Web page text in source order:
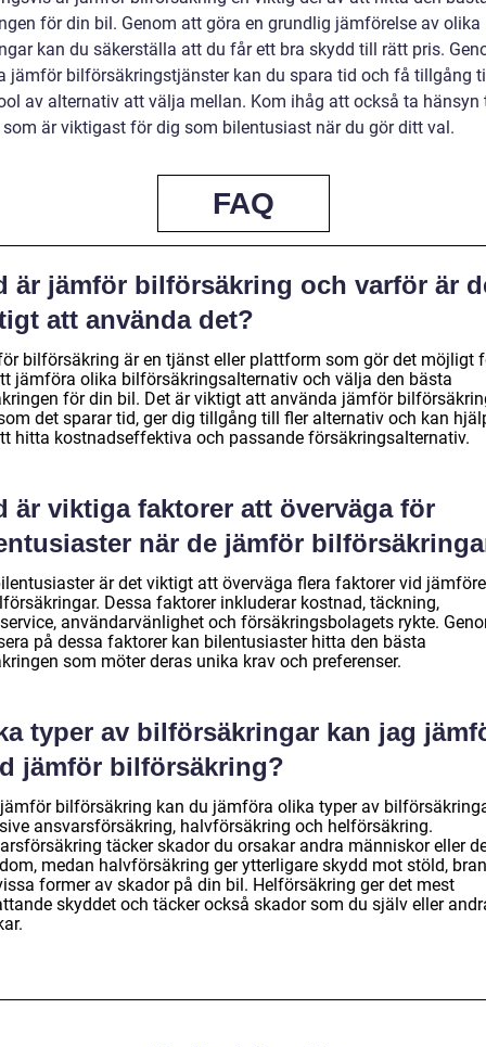
för din bil. Genom att göra en grundlig jämförelse av olika
kan du säkerställa att du får ett bra skydd till rätt pris.
jämför bilförsäkringstjänster kan du spara tid och få tillgång
av alternativ att välja mellan. Kom ihåg att också ta hänsyn
är viktigast för dig som bilentusiast när du gör ditt val.
FAQ
är jämför bilförsäkring och varför är
att använda det?
bilförsäkring är en tjänst eller plattform som gör det möjligt
jämföra olika bilförsäkringsalternativ och välja den bästa
för din bil. Det är viktigt att använda jämför
det sparar tid, ger dig tillgång till fler alternativ och kan
hitta kostnadseffektiva och passande försäkringsalternativ.
är viktiga faktorer att överväga för
när de jämför
är det viktigt att överväga flera faktorer vid
Dessa faktorer inkluderar kostnad, täckning,
användarvänlighet och försäkringsbolagets rykte.
på dessa faktorer kan bilentusiaster hitta den bästa
som möter deras unika krav och preferenser.
typer av bilförsäkringar kan jag
jämför bilförsäkring?
bilförsäkring kan du jämföra olika typer av
ansvarsförsäkring, halvförsäkring och helförsäkring.
täcker skador du orsakar andra människor eller
medan halvförsäkring ger ytterligare skydd mot stöld,
former av skador på din bil. Helförsäkring ger det mest
skyddet och täcker också skador som du själv eller